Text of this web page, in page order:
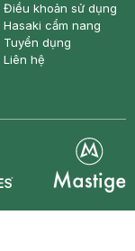
Điều khoản sử dụng
Hasaki cẩm nang
Tuyển dụng
Liên hệ